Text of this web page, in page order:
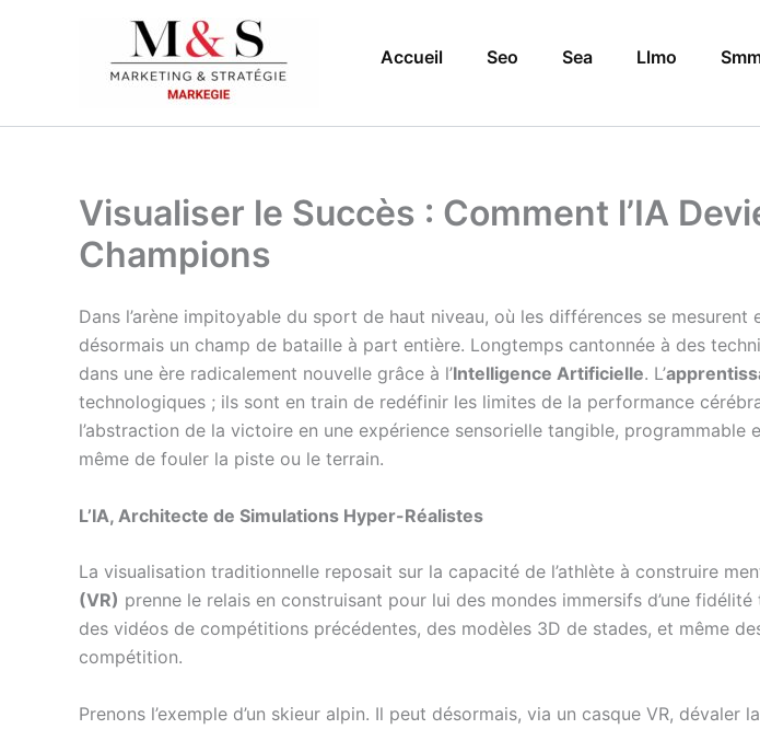
Accueil Seo Sea Llmo
Visualiser le Succès : Comment l’IA
Champions
Dans l’arène impitoyable du sport de haut niveau, où les différences se
désormais un champ de bataille à part entière. Longtemps cantonnée à des
dans une ère radicalement nouvelle grâce à l’Intelligence Artificielle. L’
technologiques ; ils sont en train de redéfinir les limites de la performance
l’abstraction de la victoire en une expérience sensorielle tangible,
même de fouler la piste ou le terrain.
L’IA, Architecte de Simulations Hyper-Réalistes
La visualisation traditionnelle reposait sur la capacité de l’athlète à construire
(VR) prenne le relais en construisant pour lui des mondes immersifs d’une
des vidéos de compétitions précédentes, des modèles 3D de stades, et même
compétition.
Prenons l’exemple d’un skieur alpin. Il peut désormais, via un casque VR,